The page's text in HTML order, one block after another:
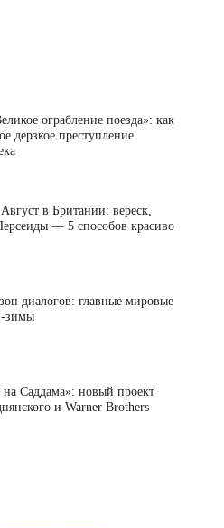
ограбление поезда»: как
дерзкое преступление
Август в Британии: вереск,
— 5 способов красиво
диалогов: главные мировые
зимы
на Саддама»: новый проект
и Warner Brothers